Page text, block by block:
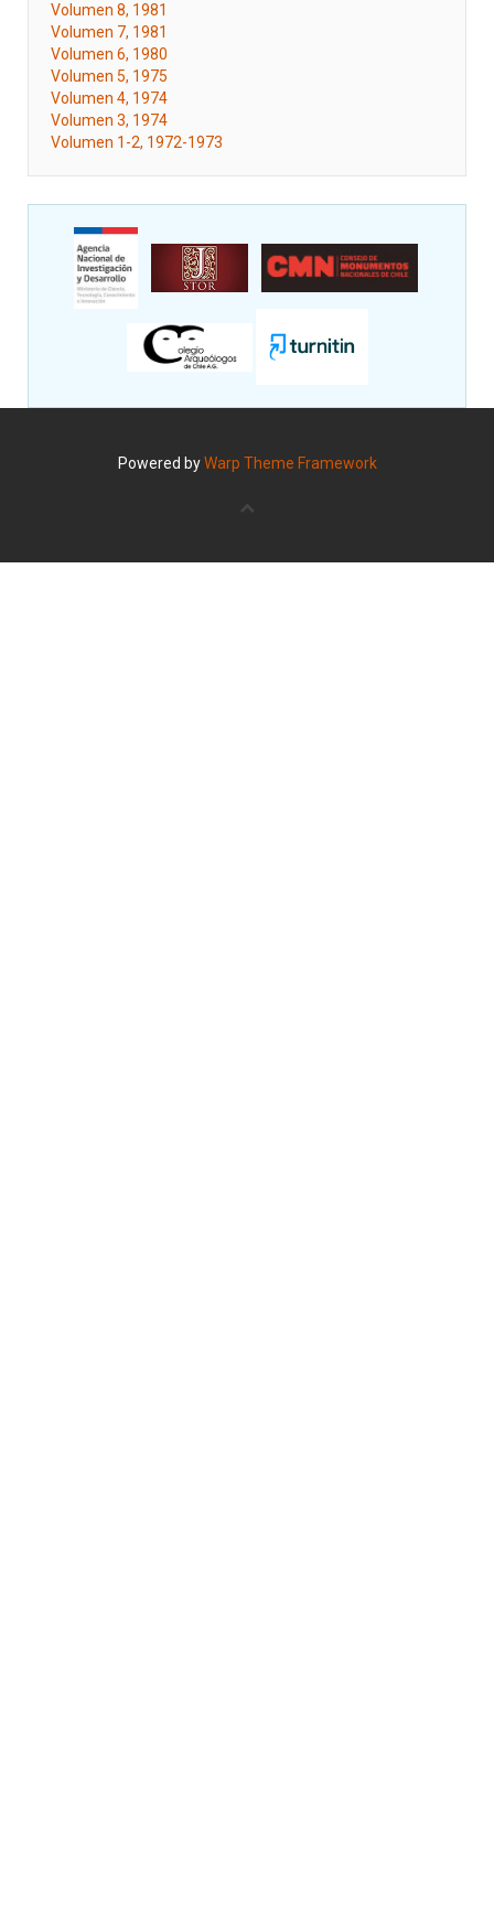
Volumen 8, 1981
Volumen 7, 1981
Volumen 6, 1980
Volumen 5, 1975
Volumen 4, 1974
Volumen 3, 1974
Volumen 1-2, 1972-1973
Powered byWarp Theme Framework